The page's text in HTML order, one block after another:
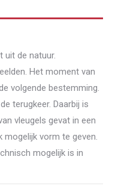
uit de natuur.
Het moment van
volgende bestemming.
terugkeer. Daarbij is
vleugels gevat in een
mogelijk vorm te geven.
mogelijk is in